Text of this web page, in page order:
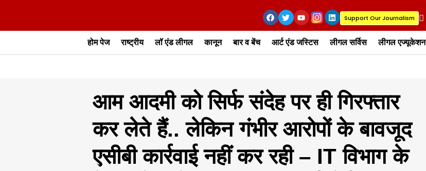
Support Our Journalism
होम पेज राष्ट्रीय लॉ एंड लीगल कानून बार व बेंच आर्ट एंड जस्टिस लीगल सर्विस लीगल एज्यूकेशन
आम आदमी को सिर्फ संदेह पर ही गिरफ्तार
कर लेते हैं.. लेकिन गंभीर आरोपों के बावजूद
एसीबी कार्रवाई नहीं कर रही – IT विभाग के